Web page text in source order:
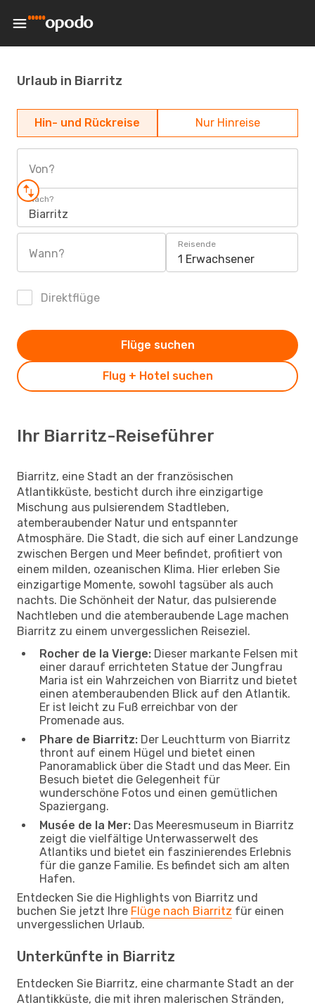
Urlaub in Biarritz
Hin- und Rückreise Nur Hinreise
Von?
Nach?
Biarritz
Wann?
Reisende
1 Erwachsener
Direktflüge
Flug + Hotel suchen
Flüge suchen
Ihr Biarritz-Reiseführer
Biarritz, eine Stadt an der französischen
Atlantikküste, besticht durch ihre einzigartige
Mischung aus pulsierendem Stadtleben,
atemberaubender Natur und entspannter
Atmosphäre. Die Stadt, die sich auf einer Landzunge
zwischen Bergen und Meer befindet, profitiert von
einem milden, ozeanischen Klima. Hier erleben Sie
einzigartige Momente, sowohl tagsüber als auch
nachts. Die Schönheit der Natur, das pulsierende
Nachtleben und die atemberaubende Lage machen
Biarritz zu einem unvergesslichen Reiseziel.
Rocher de la Vierge: Dieser markante Felsen mit
einer darauf errichteten Statue der Jungfrau
Maria ist ein Wahrzeichen von Biarritz und bietet
einen atemberaubenden Blick auf den Atlantik.
Er ist leicht zu Fuß erreichbar von der
Promenade aus.
Phare de Biarritz: Der Leuchtturm von Biarritz
thront auf einem Hügel und bietet einen
Panoramablick über die Stadt und das Meer. Ein
Besuch bietet die Gelegenheit für
wunderschöne Fotos und einen gemütlichen
Spaziergang.
Musée de la Mer: Das Meeresmuseum in Biarritz
zeigt die vielfältige Unterwasserwelt des
Atlantiks und bietet ein faszinierendes Erlebnis
für die ganze Familie. Es befindet sich am alten
Hafen.
Entdecken Sie die Highlights von Biarritz und
buchen Sie jetzt Ihre Flüge nach Biarritz für einen
unvergesslichen Urlaub.
Unterkünfte in Biarritz
Entdecken Sie Biarritz, eine charmante Stadt an der
Atlantikküste, die mit ihren malerischen Stränden,